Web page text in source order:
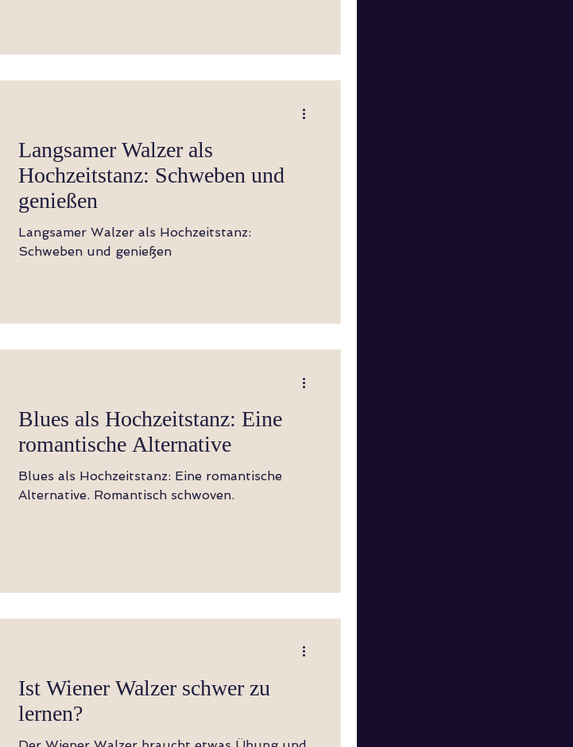
Langsamer Walzer als
Hochzeitstanz: Schweben und
genießen
Langsamer Walzer als Hochzeitstanz:
Schweben und genießen
Blues als Hochzeitstanz: Eine
romantische Alternative
Blues als Hochzeitstanz: Eine romantische
Alternative. Romantisch schwoven.
Ist Wiener Walzer schwer zu
lernen?